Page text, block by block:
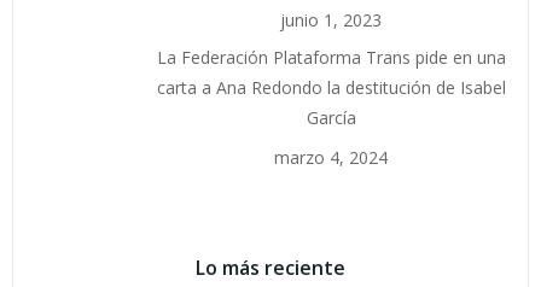
junio 1, 2023
La Federación Plataforma Trans pide en una
carta a Ana Redondo la destitución de Isabel
García
marzo 4, 2024
Lo más reciente